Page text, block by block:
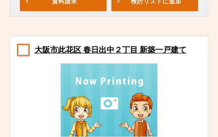
資料請求 検討リスト に追加
大阪市此花区 春日出中２丁目 新築一戸建て